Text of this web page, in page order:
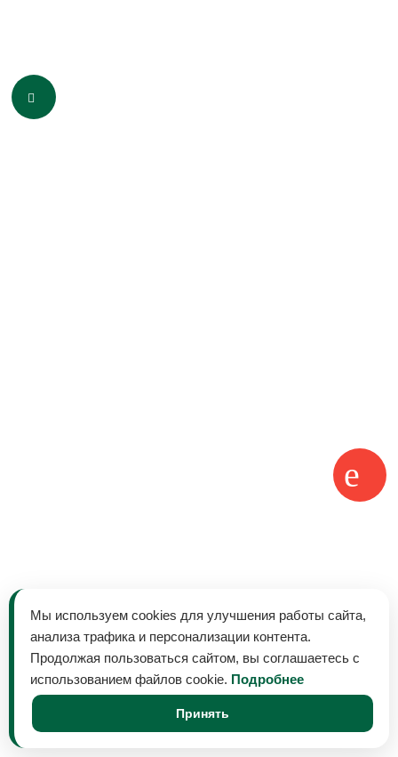
Мы используем cookies для улучшения работы сайта,
анализа трафика и персонализации контента.
Продолжая пользоваться сайтом, вы соглашаетесь с
использованием файлов cookie. Подробнее
Принять